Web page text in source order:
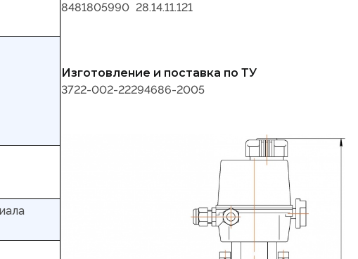
8481805990 28.14.11.121
Изготовление и поставка по ТУ
3722-002-22294686-2005